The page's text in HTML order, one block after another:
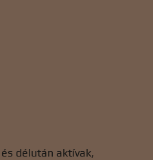
délután aktívak,